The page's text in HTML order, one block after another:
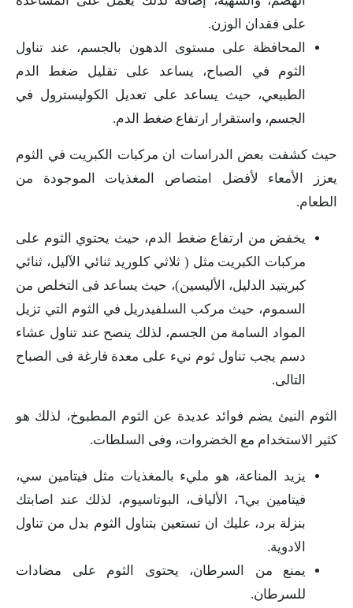
على فقدان الوزن.
المحافظة على مستوى الدهون بالجسم، عند تناول
الثوم في الصباح، يساعد على تقليل ضغط الدم
الطبيعي، حيث يساعد على تعديل الكوليسترول في
الجسم، واستقرار ارتفاع ضغط الدم.
حيث كشفت بعض الدراسات ان مركبات الكبريت في الثوم
يعزز الأمعاء لأفضل امتصاص المغذيات الموجودة من
الطعام.
يخفض من ارتفاع ضغط الدم، حيث يحتوي الثوم على
مركبات الكبريت مثل ( ثلاثي كلوريد ثنائي الآليل، ثنائي
كبريتيد الدليل، الأليسين)، حيث يساعد فى التخلص من
السموم، حيث مركب السلفيدريل في الثوم التي تزيل
المواد السامة من الجسم، لذلك ينصح عند تناول عشاء
دسم يجب تناول ثوم نيء على معدة فارغة فى الصباح
التالى.
الثوم النيئ يضم فوائد عديدة عن الثوم المطبوخ، لذلك هو
كثير الاستخدام مع الخضروات، وفى السلطات.
يزيد المناعة، هو مليء بالمغذيات مثل فيتامين سي،
فيتامين بي٦، الألياف، البوتاسيوم، لذلك عند اصابتك
بنزلة برد، عليك ان تستعين بتناول الثوم بدل من تناول
الادوية.
يمنع من السرطان، يحتوى الثوم على مضادات
للسرطان.